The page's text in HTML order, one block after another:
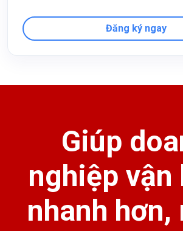
Đăng ký ngay
Giúp
nghiệp vận
nhanh hơn,